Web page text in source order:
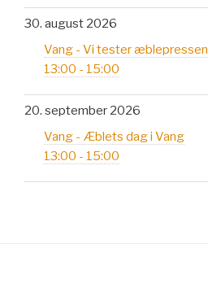
30. august 2026
Vang - Vi tester æblepressen
13:00 - 15:00
20. september 2026
Vang - Æblets dag i Vang
13:00 - 15:00